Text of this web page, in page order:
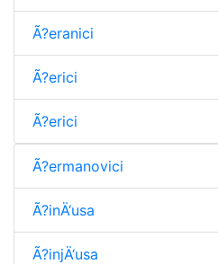
Ã?eranici
Ã?erici
Ã?erici
Ã?ermanovici
Ã?inÄ‘usa
Ã?injÄ‘usa